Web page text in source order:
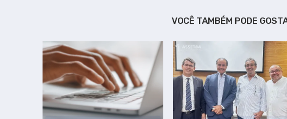
VOCÊ TAMBÉM PODE